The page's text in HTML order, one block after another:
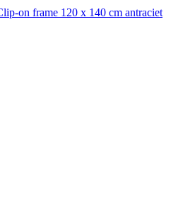
on frame 120 x 140 cm antraciet